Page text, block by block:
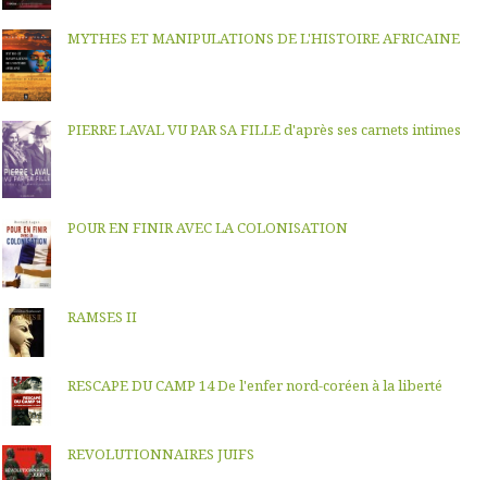
MYTHES ET MANIPULATIONS DE L'HISTOIRE AFRICAINE
PIERRE LAVAL VU PAR SA FILLE d'après ses carnets intimes
POUR EN FINIR AVEC LA COLONISATION
RAMSES II
RESCAPE DU CAMP 14 De l'enfer nord-coréen à la liberté
REVOLUTIONNAIRES JUIFS